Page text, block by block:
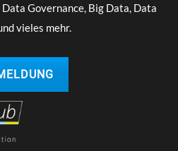
Governance, Big Data, Data
vieles mehr.